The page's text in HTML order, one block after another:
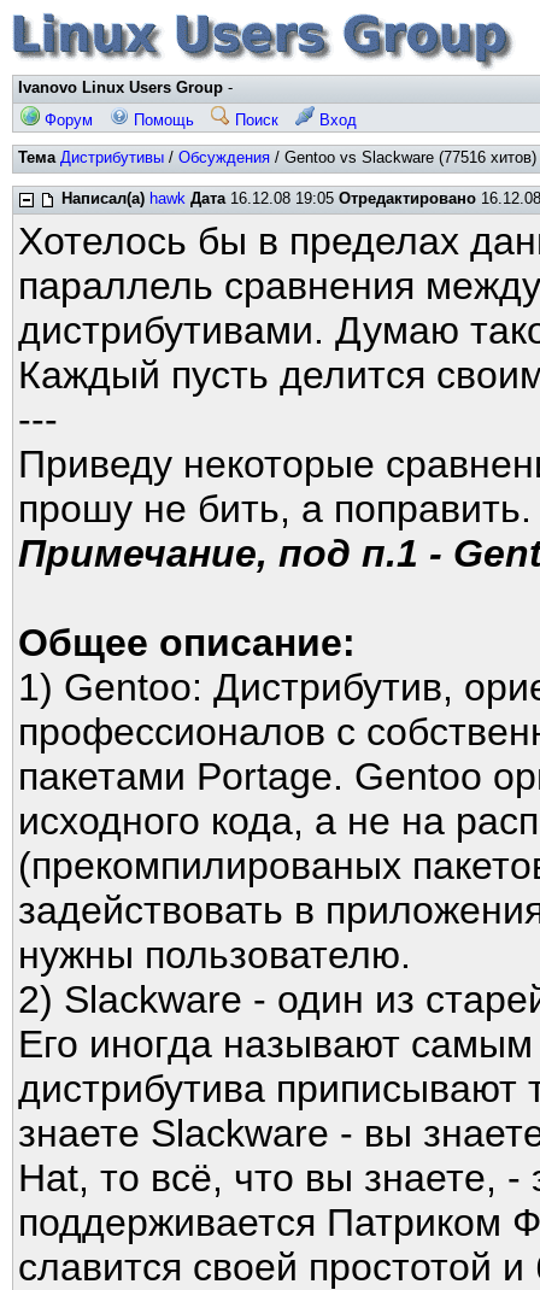
Ivanovo Linux Users Group -
Форум
Помощь Поиск Вход
Тема Дистрибутивы / Обсуждения / Gentoo vs Slackware (77516 хитов)
Написал(а) hawk Дата16.12.08 19:05 Отредактировано
Хотелось бы в пределах
параллель сравнения
дистрибутивами. Думаю
Каждый пусть делится
---
Приведу некоторые
прошу не бить, а поправить.
Примечание, под п.1 -
Общее описание:
1) Gentoo: Дистрибутив,
профессионалов с
пакетами Portage. Gentoo
исходного кода, а не на
(прекомпилированых
задействовать в
нужны пользователю.
2) Slackware - один из
Его иногда называют
дистрибутива
знаете Slackware - вы
Hat, то всё, что вы знаете,
поддерживается Патриком
славится своей простотой